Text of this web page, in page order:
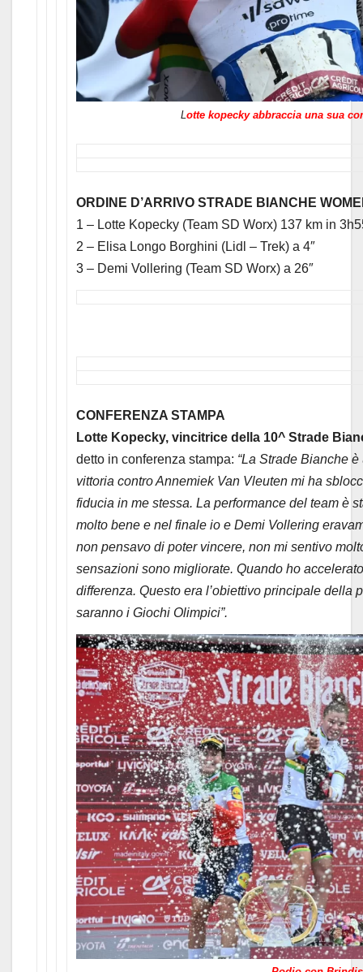
Lotte kopecky abbraccia una sua
ORDINE D’ARRIVO STRADE BIANCHE
1 – Lotte Kopecky (Team SD Worx) 137 km in
2 – Elisa Longo Borghini (Lidl – Trek) a 4″
3 – Demi Vollering (Team SD Worx) a 26″
CONFERENZA STAMPA
Lotte Kopecky, vincitrice della 10^ Strade
detto in conferenza stampa: “La Strade Bianche
vittoria contro Annemiek Van Vleuten mi ha
fiducia in me stessa. La performance del team è
molto bene e nel finale io e Demi Vollering
non pensavo di poter vincere, non mi sentivo
sensazioni sono migliorate. Quando ho
differenza. Questo era l’obiettivo principale della
saranno i Giochi Olimpici”.